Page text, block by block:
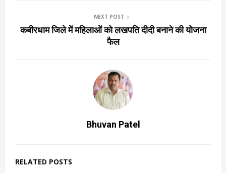
NEXT POST
कबीरधाम जिले में महिलाओं को लखपति दीदी बनाने की योजना
फैल
Bhuvan Patel
RELATED POSTS